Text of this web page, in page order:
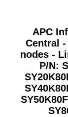
APC
Central
nodes -
P/N: